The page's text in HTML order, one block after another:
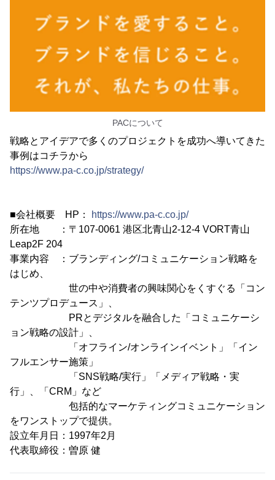
PACについて
戦略とアイデアで多くのプロジェクトを成功へ導いてきた
事例はコチラから
https://www.pa-c.co.jp/strategy/
■会社概要 HP：
https://www.pa-c.co.jp/
所在地 ：〒107-0061 港区北青山2-12-4 VORT青山
Leap2F 204
事業内容 ：ブランディング/コミュニケーション戦略を
はじめ、
世の中や消費者の興味関心をくすぐる「コン
テンツプロデュース」、
PRとデジタルを融合した「コミュニケーシ
ョン戦略の設計」、
「オフライン/オンラインイベント」「イン
フルエンサー施策」
「SNS戦略/実行」「メディア戦略・実
行」、「CRM」など
包括的なマーケティングコミュニケーション
をワンストップで提供。
設立年月日：1997年2月
代表取締役：曽原 健